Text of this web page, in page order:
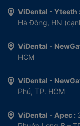
ViDental - Yteeth :
Hà Đông, HN
ViDental -
HCM
ViDental -
Phú, TP. HCM
ViDental - Apec :